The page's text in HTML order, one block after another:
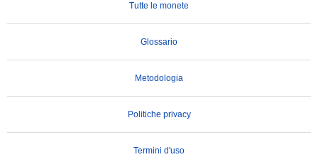
Tutte le monete
Glossario
Metodologia
Politiche privacy
Termini d'uso